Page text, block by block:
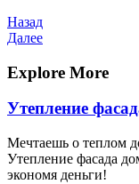
Навигация
по
записям
Предыдущая
запись
Назад
Следующая
Далее
Explore More
Утепление
Мечтаешь о теплом
Утепление фасада
экономя деньги!